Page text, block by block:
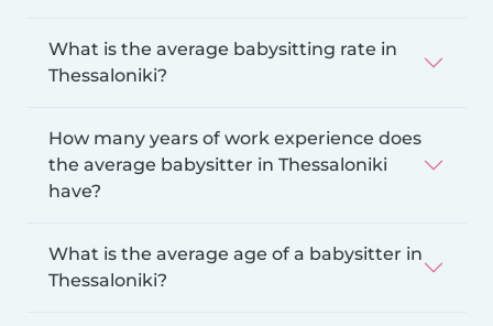
What is the average babysitting rate in
Thessaloniki?
How many years of work experience does
the average babysitter in Thessaloniki
have?
What is the average age of a babysitter in
Thessaloniki?